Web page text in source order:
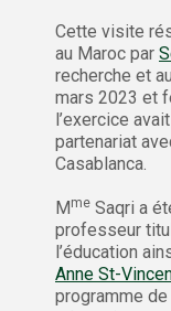
Cette visite
au Maroc par
recherche et
mars 2023 et
l’exercice
partenariat
Casablanca.
Mme Saqri a
professeur
l’éducation
Anne St-
programme